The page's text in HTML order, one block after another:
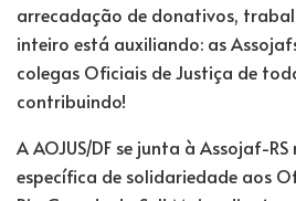
arrecadação de donativos,
inteiro está auxiliando: as
colegas Oficiais de Justiça de
contribuindo!
A AOJUS/DF se junta à Assojaf-
específica de solidariedade aos